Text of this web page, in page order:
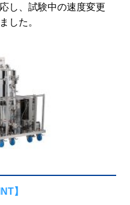
し、試験中の速度変更
した。
】